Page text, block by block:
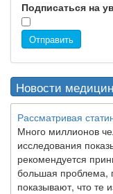
Подписаться на
Отправить
Новости
Рассматривая
Много миллионов
исследования
рекомендуется
большая проблема,
показывают, что те